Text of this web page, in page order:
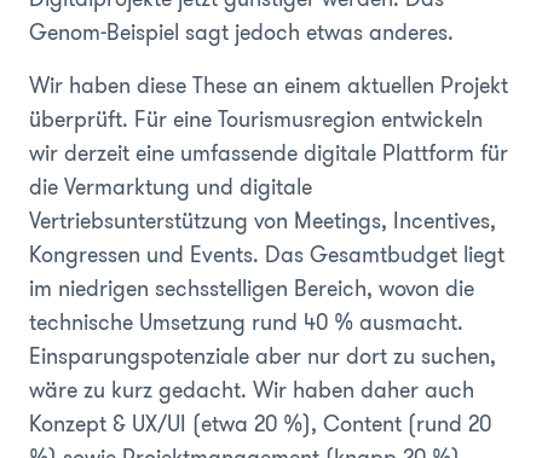
Genom-Beispiel sagt jedoch etwas anderes.
Wir haben diese These an einem aktuellen Projekt
überprüft. Für eine Tourismusregion entwickeln
wir derzeit eine umfassende digitale Plattform für
die Vermarktung und digitale
Vertriebsunterstützung von Meetings, Incentives,
Kongressen und Events. Das Gesamtbudget liegt
im niedrigen sechsstelligen Bereich, wovon die
technische Umsetzung rund 40 % ausmacht.
Einsparungspotenziale aber nur dort zu suchen,
wäre zu kurz gedacht. Wir haben daher auch
Konzept & UX/UI (etwa 20 %), Content (rund 20